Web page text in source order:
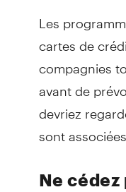
Les
cartes de
compagnies
avant de
devriez
sont
Ne cédez